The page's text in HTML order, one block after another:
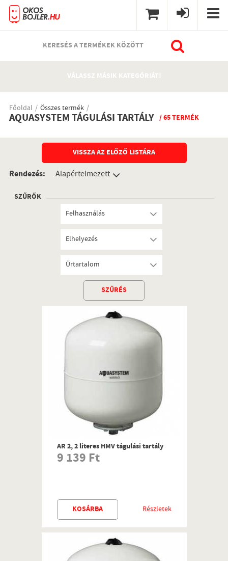
KERESÉS A TERMÉKEK KÖZÖTT
VÁLASSZ MÁSIK KATEGÓRIÁT!
Főoldal Összes termék
AQUASYSTEM TÁGULÁSI TARTÁLY / 65 TERMÉK
VISSZA AZ ELŐZŐ LISTÁRA
Rendezés:
SZŰRŐK
Felhasználás
Elhelyezés
Űrtartalom
SZŰRÉS
AR 2, 2 literes HMV tágulási tartály
9 139 Ft
Részletek
KOSÁRBA